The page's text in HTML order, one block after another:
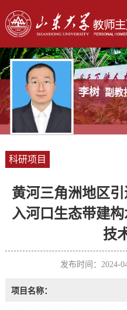
李树 副教
科研项目
黄河三角洲地区
入河口生态带建
技
发布时间：2024-
项目名称：